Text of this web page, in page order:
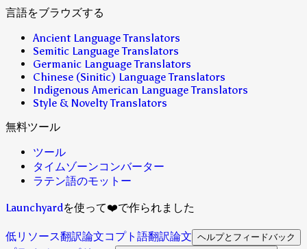
言語をブラウズする
Ancient Language Translators
Semitic Language Translators
Germanic Language Translators
Chinese (Sinitic) Language Translators
Indigenous American Language Translators
Style & Novelty Translators
無料ツール
ツール
タイムゾーンコンバーター
ラテン語のモットー
Launchyardを使って❤️で作られました
低リソース翻訳論文コプト語翻訳論文 ヘルプとフィードバック